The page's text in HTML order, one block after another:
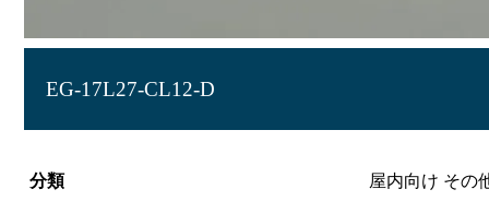
EG-17L27-CL12-D
分類
屋内向け その